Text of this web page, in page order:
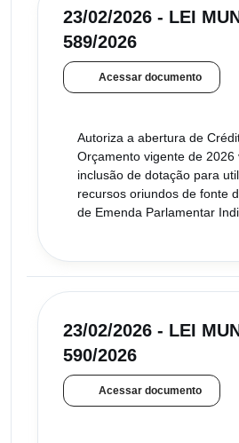
23/02/2026 - LEI
589/2026
Acessar documento
Autoriza a abertura de
Orçamento vigente de 2026
inclusão de dotação para
recursos oriundos de fonte
de Emenda Parlamentar
23/02/2026 - LEI
590/2026
Acessar documento